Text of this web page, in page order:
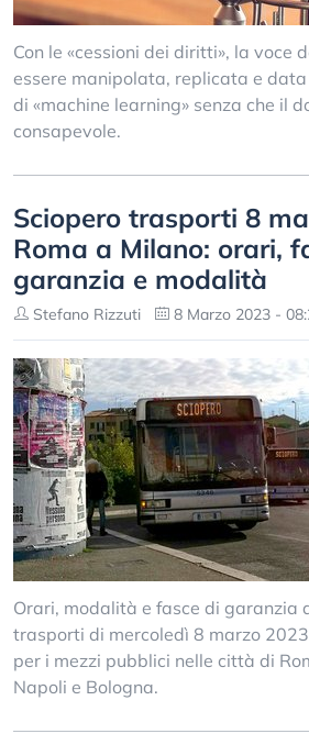
Con le «cessioni dei diritti», la voce
essere manipolata, replicata e
di «machine learning» senza che il
consapevole.
Sciopero trasporti 8
Roma a Milano: orari,
garanzia e modalità
Stefano Rizzuti 8 Marzo 2023 -
Orari, modalità e fasce di garanzia
trasporti di mercoledì 8 marzo
per i mezzi pubblici nelle città di
Napoli e Bologna.